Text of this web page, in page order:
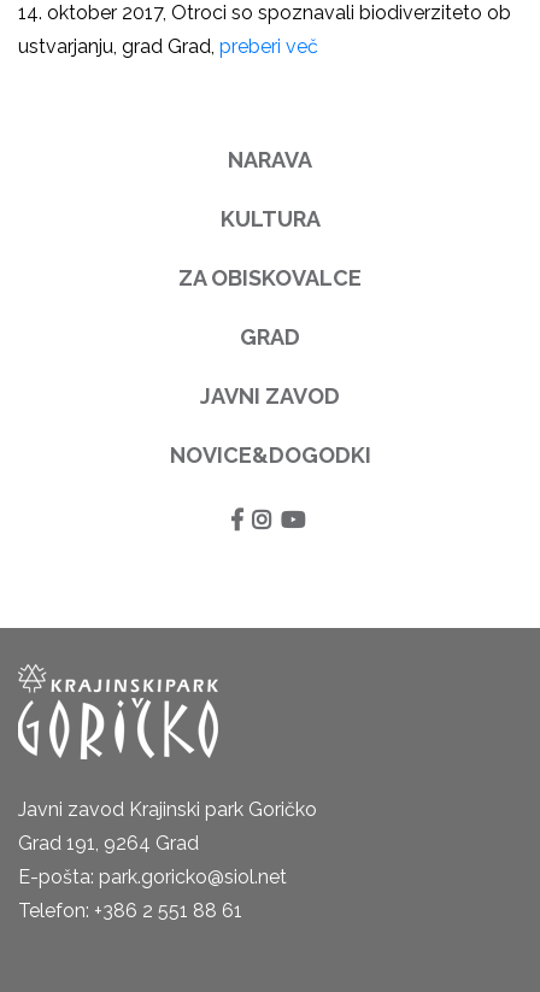
14. oktober 2017, Otroci so spoznavali biodiverziteto ob
ustvarjanju, grad Grad, preberi več
NARAVA
KULTURA
ZA OBISKOVALCE
GRAD
JAVNI ZAVOD
NOVICE&DOGODKI
Javni zavod Krajinski park Goričko
Grad 191, 9264 Grad
E-pošta: park.goricko@siol.net
Telefon: +386 2 551 88 61